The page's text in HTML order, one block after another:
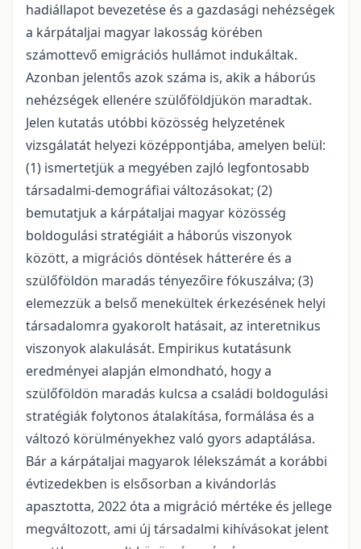
hadiállapot bevezetése és a gazdasági nehézségek
a kárpátaljai magyar lakosság körében
számottevő emigrációs hullámot indukáltak.
Azonban jelentős azok száma is, akik a háborús
nehézségek ellenére szülőföldjükön maradtak.
Jelen kutatás utóbbi közösség helyzetének
vizsgálatát helyezi középpontjába, amelyen belül:
(1) ismertetjük a megyében zajló legfontosabb
társadalmi-demográ­fiai változásokat; (2)
bemutatjuk a kárpátaljai magyar közösség
boldogulási stratégiáit a háborús viszonyok
között, a migrációs döntések hátterére és a
szülőföldön maradás tényezőire fókuszálva; (3)
elemezzük a belső menekültek érkezésének helyi
társadalomra gyakorolt hatásait, az interetnikus
viszonyok alakulását. Empirikus kutatásunk
eredményei alapján elmondható, hogy a
szülőföldön maradás kulcsa a családi boldogulási
stratégiák folytonos átalakítása, formálása és a
változó körülményekhez való gyors adaptálása.
Bár a kárpátaljai magyarok lélekszámát a korábbi
évtizedekben is elsősorban a kivándorlás
apasztotta, 2022 óta a migráció mértéke és jellege
megváltozott, ami új társadalmi kihívásokat jelent